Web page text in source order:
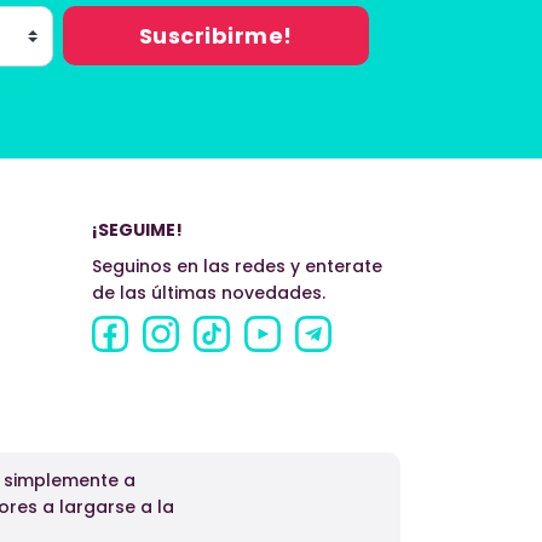
¡SEGUIME!
Seguinos en las redes y enterate
de las últimas novedades.
a
a largarse a la